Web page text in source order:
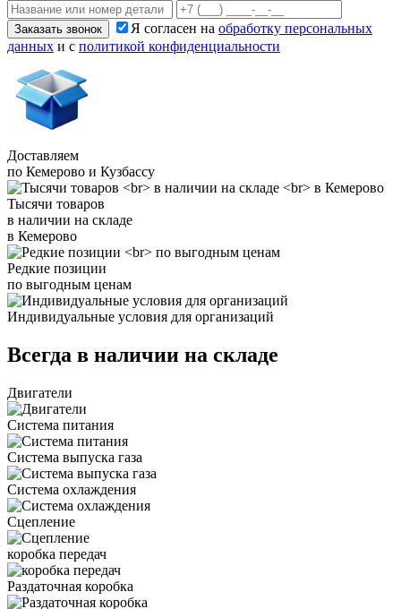
Заказать звонок Я согласен на обработку персональных
данных и с политикой конфиденциальности
Доставляем
по Кемерово и Кузбассу
Тысячи товаров
в наличии на складе
в Кемерово
Редкие позиции
по выгодным ценам
Индивидуальные условия для организаций
Всегда в наличии на складе
Двигатели
Система питания
Система выпуска газа
Система охлаждения
Сцепление
коробка передач
Раздаточная коробка